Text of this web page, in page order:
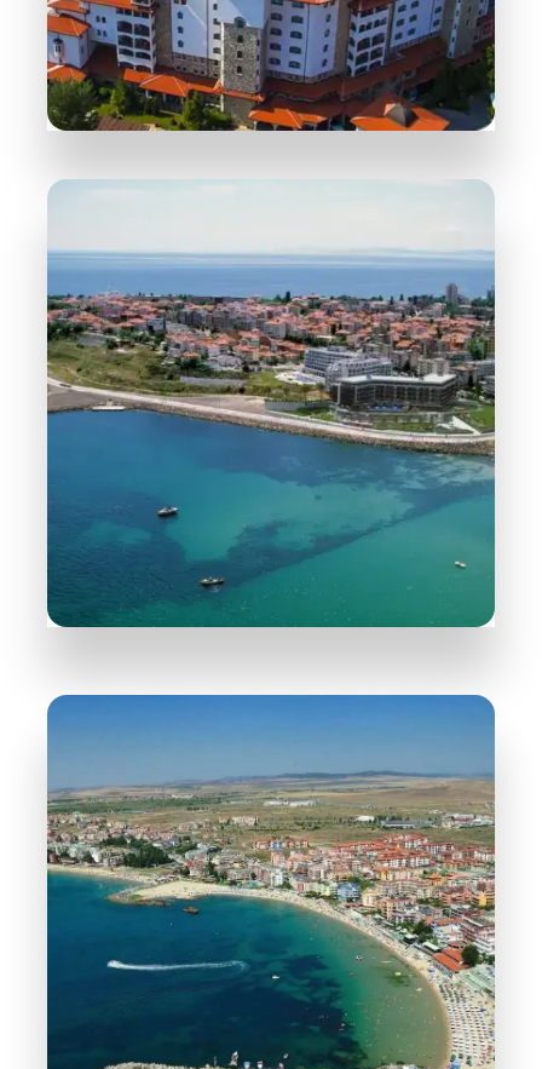
WIĘCEJ INFORMACJI
Słoneczny Brzeg
WIĘCEJ INFORMACJI